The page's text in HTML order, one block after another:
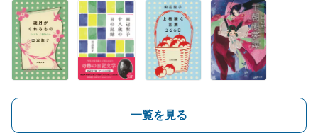
一覧を見る